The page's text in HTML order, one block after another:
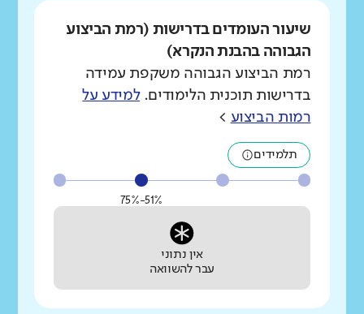
שיעור העומדים בדרישות (רמת הביצוע
הגבוהה בהבנת הנקרא)
רמת הביצוע הגבוהה משקפת עמידה
בדרישות תוכנית הלימודים.למידע על
רמות הביצוע >
תלמידים
51%-75%
אין נתוני
עבר להשוואה